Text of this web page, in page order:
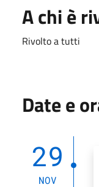
A chi è
Rivolto a tutti
Date e
29
NOV